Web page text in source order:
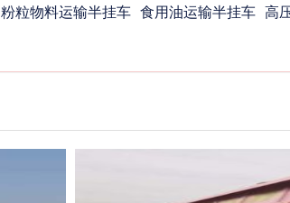
粉粒物料运输半挂车 食用油运输半挂车 高